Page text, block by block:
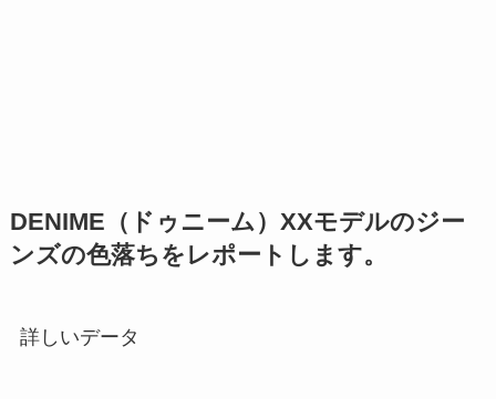
DENIME（ドゥニーム）XXモデルのジー
ンズの色落ちをレポートします。
詳しいデータ